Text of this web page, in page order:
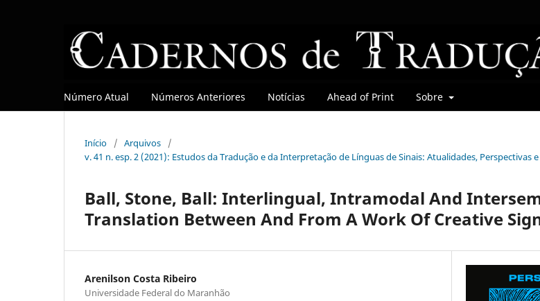
Número Atual Números Anteriores Notícias Ahead of Print Sobre
Início / Arquivos
/
v. 41 n. esp. 2 (2021): Estudos da Tradução e da Interpretação de Línguas de Sinais: Atualidades, Perspectivas
Ball, Stone, Ball: Interlingual, Intramodal And
Translation Between And From A Work Of Creative
Arenilson Costa Ribeiro
Universidade Federal do Maranhão